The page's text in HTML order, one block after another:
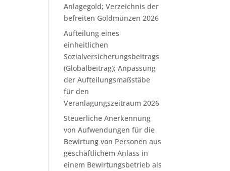
Anlagegold; Verzeichnis der
befreiten Goldmünzen 2026
Aufteilung eines
einheitlichen
Sozialversicherungsbeitrags
(Globalbeitrag); Anpassung
der Aufteilungsmaßstäbe
für den
Veranlagungszeitraum 2026
Steuerliche Anerkennung
von Aufwendungen für die
Bewirtung von Personen aus
geschäftlichem Anlass in
einem Bewirtungsbetrieb als